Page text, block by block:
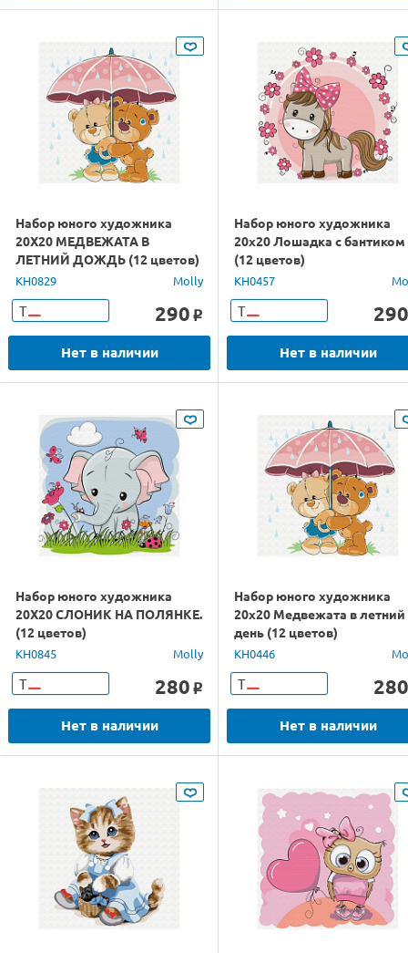
Набор юного художника
20Х20 МЕДВЕЖАТА В
ЛЕТНИЙ ДОЖДЬ (12 цветов)
KH0829 Molly
Т 290 o
Нет в наличии
Набор юного художника
20х20 Лошадка с бантиком
(12 цветов)
KH0457
Т 290
Нет в наличии
Набор юного художника
20Х20 СЛОНИК НА ПОЛЯНКЕ.
(12 цветов)
KH0845 Molly
Т 280 o
Нет в наличии
Набор юного художника
20х20 Медвежата в летний
день (12 цветов)
KH0446
Т 280
Нет в наличии